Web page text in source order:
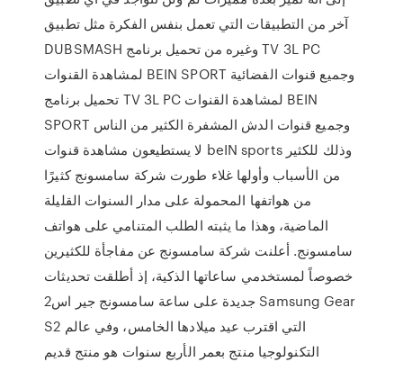
آخر من التطبيقات التي تعمل بنفس الفكرة مثل تطبيق
DUBSMASH وغيره من تحميل برنامج TV 3L PC
لمشاهدة القنوات BEIN SPORT وجميع قنوات الفضائية
تحميل برنامج TV 3L PC لمشاهدة القنوات BEIN
SPORT وجميع قنوات الدش المشفرة الكثير من الناس
لا يستطيعون مشاهدة قنوات beIN sports وذلك للكثير
من الأسباب وأولها غلاء طورت شركة سامسونج كثيرًا
من هواتفها المحمولة على مدار السنوات القليلة
الماضية، وهذا ما يثبته الطلب المتنامي على هواتف
سامسونج. أعلنت شركة سامسونج عن مفاجأة للكثيرين
خصوصاً لمستخدمي ساعاتها الذكية، إذ أطلقت تحديثات
جديدة على ساعة سامسونج جير اس2 Samsung Gear
S2 التي اقترب عيد ميلادها الخامس، وفي عالم
التكنولوجيا منتج بعمر الأربع سنوات هو منتج قديم